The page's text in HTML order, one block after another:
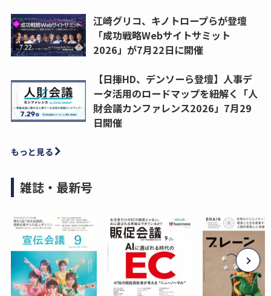
江崎グリコ、キノトロープらが登壇
「成功戦略Webサイトサミット
2026」が7月22日に開催
【日揮HD、デンソーら登壇】人事デ
ータ活用のロードマップを紐解く「人
財会議カンファレンス2026」7月29
日開催
もっと見る
雑誌・最新号